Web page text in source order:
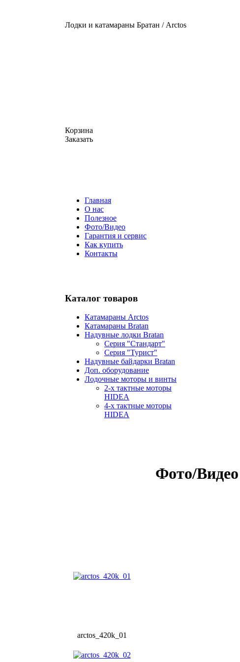
Лодки и катамараны Братан / Arctos
Корзина
Заказать
Главная
О нас
Полезное
Фото/Видео
Гарантия и сервис
Как купить
Контакты
Каталог товаров
Катамараны Arctos
Катамараны Bratan
Надувные лодки Bratan
Серия "Стандарт"
Серия "Турист"
Надувные байдарки Bratan
Доп. оборудование
Лодочные моторы и винты
2-х тактные моторы
HIDEA
4-х тактные моторы
HIDEA
Фото/
arctos_420k_01